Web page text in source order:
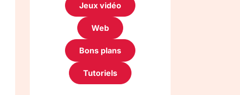
Jeux vidéo
Web
Bons plans
Tutoriels